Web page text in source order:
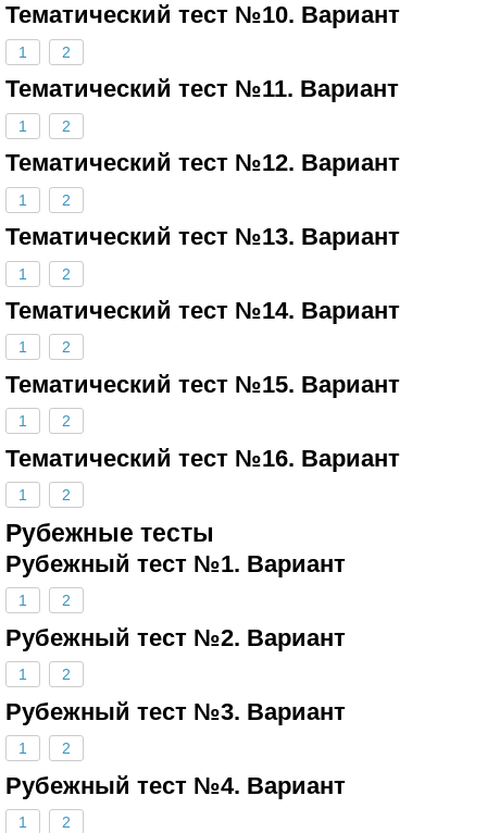
Тематический тест №10. Вариант
1 2
Тематический тест №11. Вариант
1 2
Тематический тест №12. Вариант
1 2
Тематический тест №13. Вариант
1 2
Тематический тест №14. Вариант
1 2
Тематический тест №15. Вариант
1 2
Тематический тест №16. Вариант
1 2
Рубежные тесты
Рубежный тест №1. Вариант
1 2
Рубежный тест №2. Вариант
1 2
Рубежный тест №3. Вариант
1 2
Рубежный тест №4. Вариант
1 2